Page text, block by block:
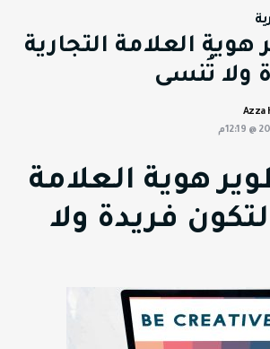
هوية العلامة التجارية
ولا تُنسى
هوية العلامة
لتكون فريدة ولا